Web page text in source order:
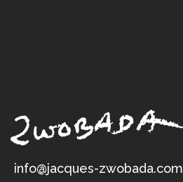
info@jacques-zwobada.com